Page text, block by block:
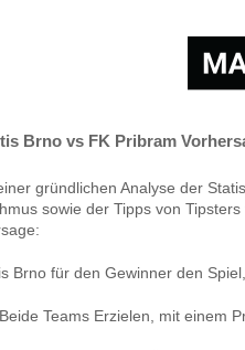
Brno vs FK Pribram
gründlichen Analyse der
sowie der Tipps von
Brno für den Gewinner den
Teams Erzielen, mit einem